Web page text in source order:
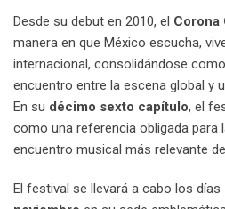
Desde su debut en 2010, el Corona
manera en que México escucha,
internacional, consolidándose
encuentro entre la escena global y
En su décimo sexto capítulo, el
como una referencia obligada para
encuentro musical más relevante
El festival se llevará a cabo los días